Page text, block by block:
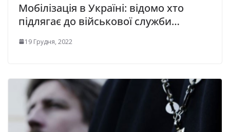
Мобілізація в Україні: відомо хто
підлягає до військової служби…
19 Грудня, 2022